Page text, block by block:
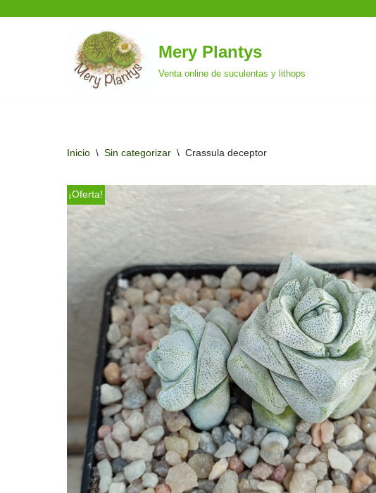
Mery Plantys
Venta online de suculentas y lithops
Inicio \ Sin categorizar \ Crassula deceptor
¡Oferta!